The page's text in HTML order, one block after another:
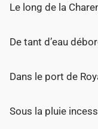
Le long de la
De tant d’eau
Dans le port de
Sous la pluie